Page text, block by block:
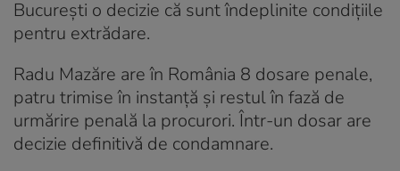
Bucureşti o decizie că sunt îndeplinite condiţiile
pentru extrădare.
Radu Mazăre are în România 8 dosare penale,
patru trimise în instanță și restul în fază de
urmărire penală la procurori. Într-un dosar are
decizie definitivă de condamnare.